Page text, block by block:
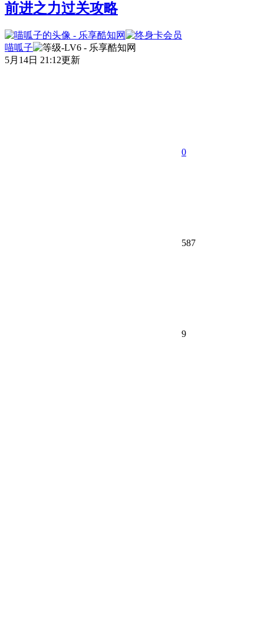
前进之力过关攻略
喵呱子
5月14日 21:12更新
0
587
9